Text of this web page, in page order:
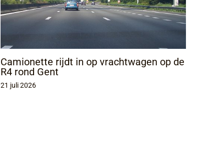
Camionette rijdt in op vrachtwagen op de
R4 rond Gent
21 juli 2026